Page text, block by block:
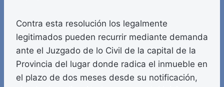
Contra esta resolución los legalmente
legitimados pueden recurrir mediante demanda
ante el Juzgado de lo Civil de la capital de la
Provincia del lugar donde radica el inmueble en
el plazo de dos meses desde su notificación,